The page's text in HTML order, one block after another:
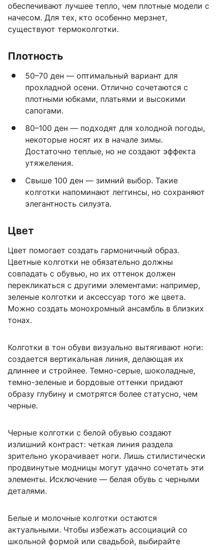
обеспечивают лучшее тепло, чем плотные модели с
начесом. Для тех, кто особенно мерзнет,
существуют термоколготки.
Плотность
50–70 ден — оптимальный вариант для
прохладной осени. Отлично сочетаются с
плотными юбками, платьями и высокими
сапогами.
80–100 ден — подходят для холодной погоды,
некоторые носят их в начале зимы.
Достаточно теплые, но не создают эффекта
утяжеления.
Свыше 100 ден — зимний выбор. Такие
колготки напоминают леггинсы, но сохраняют
элегантность силуэта.
Цвет
Цвет помогает создать гармоничный образ.
Цветные колготки не обязательно должны
совпадать с обувью, но их оттенок должен
перекликаться с другими элементами: например,
зеленые колготки и аксессуар того же цвета.
Можно создать монохромный ансамбль в близких
тонах.
Колготки в тон обуви визуально вытягивают ноги:
создается вертикальная линия, делающая их
длиннее и стройнее. Темно-серые, шоколадные,
темно-зеленые и бордовые оттенки придают
образу глубину и смотрятся более статусно, чем
черные.
Черные колготки с белой обувью создают
излишний контраст: четкая линия раздела
зрительно укорачивает ноги. Лишь стилистически
продвинутые модницы могут удачно сочетать эти
элементы. Исключение — белая обувь с черными
деталями.
Белые и молочные колготки остаются
актуальными. Чтобы избежать ассоциаций со
школьной формой или свадьбой, выбирайте